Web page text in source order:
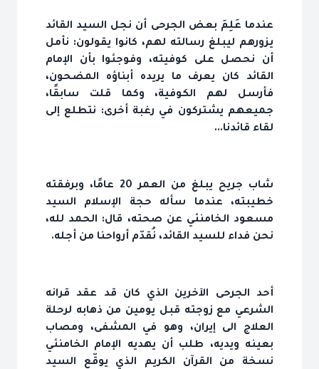
عندما عَلِمَ بعض الجرحى أن نجل السيد القائد
يزورهم ليبلغ رسالته لهم، كانوا يقولون: نأمل
أن نحصل على كوفيته، وفوجئوا بأن الإمام
القائد كان يعرف ما يريده أبناؤه المضحون،
فأرسل لهم الكوفية، وكما قلت سابقًا،
جميعهم يشتركون في رغبة أخرى: نتطلع إلى
لقاء قائدنا...
شاب جريح يبلغ من العمر 20 عامًا، وبرفقته
خطيبته، عندما سأله حجة الإسلام السيد
مسعود الخامنئي عن صحته، قال: الحمد لله،
نحن فداء للسيد القائد، نُقدّم أرواحنا من أجله.
أحد الجرحى الآخرين الذي كان قد عقد قرانه
الشرعي مع زوجته قبل يومين من ذهابه لرحلة
العلاج الى إيران، وهو في المشفى، ومصاب
بعينه ويديه، طلب أن يهديه الإمام الخامنئي
نسخة من القرآن الكريم الذي يوقّع السيد